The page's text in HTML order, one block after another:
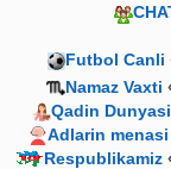
Futbol Canli
Namaz Vaxti
Qadin Dunyasi
Adlarin menasi
Respublikamiz